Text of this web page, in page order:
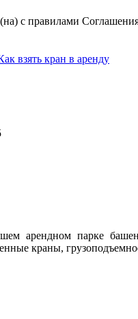
с правилами
арендном парке
краны,